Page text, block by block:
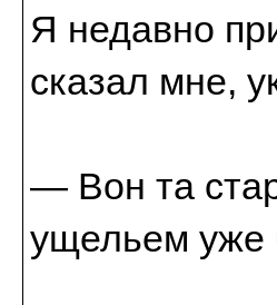
Я недавно
сказал мне,
— Вон та
ущельем уже